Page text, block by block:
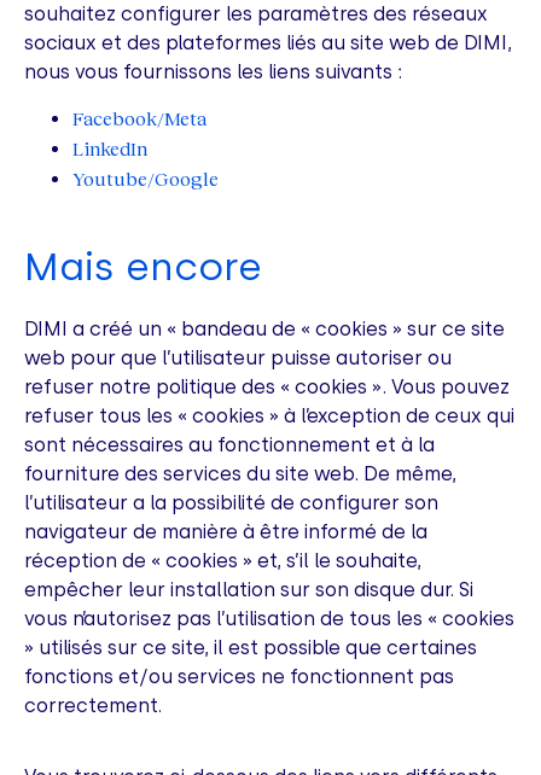
souhaitez configurer les paramètres des réseaux
sociaux et des plateformes liés au site web de DIMI,
nous vous fournissons les liens suivants :
Facebook/Meta
LinkedIn
Youtube/Google
Mais encore
DIMI a créé un « bandeau de « cookies » sur ce site
web pour que l’utilisateur puisse autoriser ou
refuser notre politique des « cookies ». Vous pouvez
refuser tous les « cookies » à l’exception de ceux qui
sont nécessaires au fonctionnement et à la
fourniture des services du site web. De même,
l’utilisateur a la possibilité de configurer son
navigateur de manière à être informé de la
réception de « cookies » et, s’il le souhaite,
empêcher leur installation sur son disque dur. Si
vous n’autorisez pas l’utilisation de tous les « cookies
» utilisés sur ce site, il est possible que certaines
fonctions et/ou services ne fonctionnent pas
correctement.